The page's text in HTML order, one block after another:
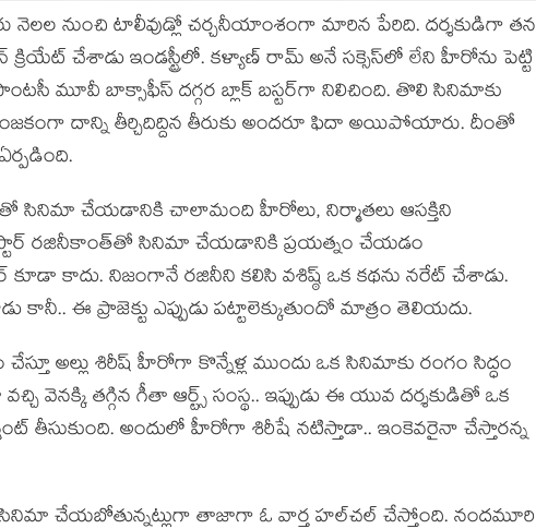
నెలల నుంచి టాలీవుడ్లో చర్చనీయాంశంగా మారిన పేరిది. దర్శకుడిగా తన
క్రియేట్ చేశాడు ఇండస్ట్రీలో. కళ్యాణ్ రామ్ అనే సక్సెస్‌లో లేని హీరోను పెట్టి
మూవీ బాక్సాఫీస్ దగ్గర బ్లాక్ ‌బస్టర్‌గా నిలిచింది. తొలి సినిమాకు
దాన్ని తీర్చిదిద్దిన తీరుకు అందరూ ఫిదా అయిపోయారు. దీంతో
సినిమా చేయడానికి చాలామంది హీరోలు, నిర్మాతలు ఆసక్తిని
స్టార్ రజినీకాంత్‌తో సినిమా చేయడానికి ప్రయత్నం చేయడం
కాదు. నిజంగానే రజినీని కలిసి వశిష్ఠ్ ఒక కథను నరేట్ చేశాడు.
ఈ ప్రాజెక్టు ఎప్పుడు పట్టాలెక్కుతుందో మాత్రం తెలియదు.
అల్లు శిరీష్ హీరోగా కొన్నేళ్ల ముందు ఒక సినిమాకు రంగం సిద్ధం
వెనక్కి తగ్గిన గీతా ఆర్ట్స్ సంస్థ.. ఇప్పుడు ఈ యువ దర్శకుడితో ఒక
తీసుకుంది. అందులో హీరోగా శిరీషే నటిస్తాడా.. ఇంకెవరైనా చేస్తారన్న
సినిమా చేయబోతున్నట్లుగా తాజాగా ఓ వార్త హల్‌చల్ చేస్తోంది. నందమూరి